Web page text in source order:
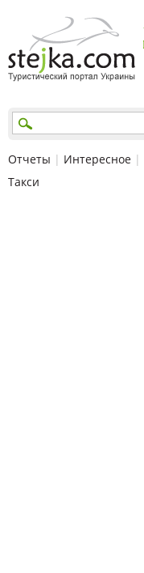
Отчеты | Интересное |
Такси